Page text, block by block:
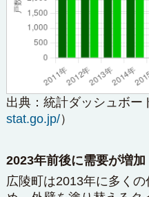
出典： 統計ダッシュボー
stat.go.jp/）
2023年前後に需要が増
広陵町は2013年に多く